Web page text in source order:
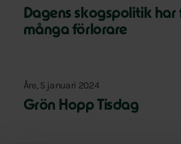
Dagens skogspolitik har
många förlorare
Åre, 5 januari 2024
Grön Hopp Tisdag